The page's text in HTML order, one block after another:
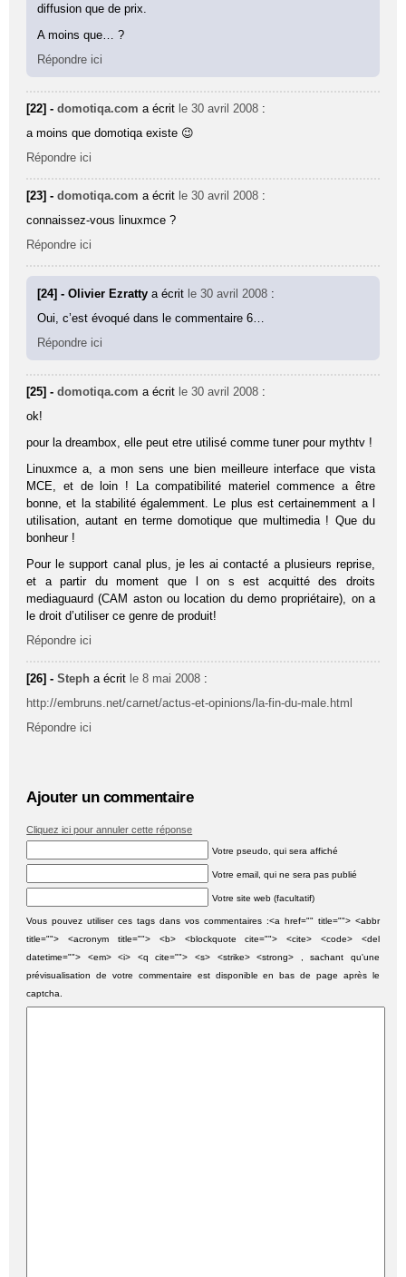
diffusion que de prix.
A moins que… ?
Répondre ici
[22] -domotiqa.com a écrit le 30 avril 2008 :
a moins que domotiqa existe 😉
Répondre ici
[23] -domotiqa.com a écrit le 30 avril 2008 :
connaissez-vous linuxmce ?
Répondre ici
[24] - Olivier Ezrattya écrit le 30 avril 2008 :
Oui, c’est évoqué dans le commentaire 6…
Répondre ici
[25] -domotiqa.com a écrit le 30 avril 2008 :
ok!
pour la dreambox, elle peut etre utilisé comme tuner pour mythtv !
Linuxmce a, a mon sens une bien meilleure interface que vista
MCE, et de loin ! La compatibilité materiel commence a être
bonne, et la stabilité égalemment. Le plus est certainemment a l
utilisation, autant en terme domotique que multimedia ! Que du
bonheur !
Pour le support canal plus, je les ai contacté a plusieurs reprise,
et a partir du moment que l on s est acquitté des droits
mediaguaurd (CAM aston ou location du demo propriétaire), on a
le droit d’utiliser ce genre de produit!
Répondre ici
[26] -Steph a écrit le 8 mai 2008 :
http://embruns.net/carnet/actus-et-opinions/la-fin-du-male.html
Répondre ici
Ajouter un commentaire
Cliquez ici pour annuler cette réponse
Votre pseudo, qui sera affiché
Votre email, qui ne sera pas publié
Votre site web (facultatif)
Vous pouvez utiliser ces tags dans vos commentaires :<a href="" title=""> <abbr
title=""> <acronym title=""> <b> <blockquote cite=""> <cite> <code> <del
datetime=""> <em> <i> <q cite=""> <s> <strike> <strong> , sachant qu'une
prévisualisation de votre commentaire est disponible en bas de page après le
captcha.